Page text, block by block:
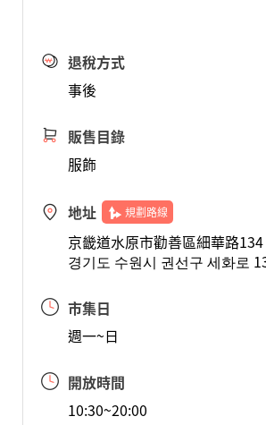
退稅方式
事後
販售目錄
服飾
地址 規劃路線
京畿道水原市勸善區細華路
경기도 수원시 권선구 세화로
市集日
週一~日
開放時間
10:30~20:00